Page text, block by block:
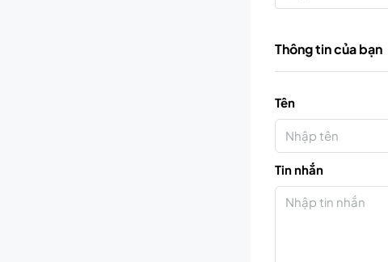
Thông tin của bạn
Tên
Tin nhắn